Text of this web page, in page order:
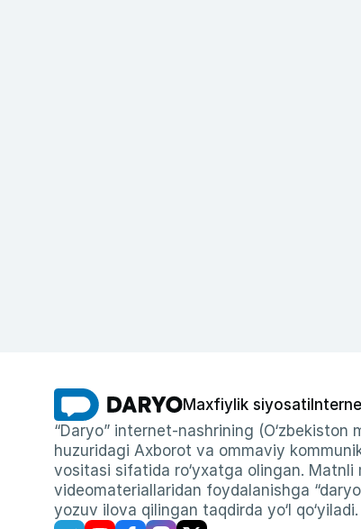
Maxfiylik siyosati
“Daryo” internet-nashrining
huzuridagi Axborot va ommaviy
vositasi sifatida ro‘yxatga olingan.
videomateriallaridan foydalanishga
yozuv ilova qilingan taqdirda yo‘l qo‘yiladi.